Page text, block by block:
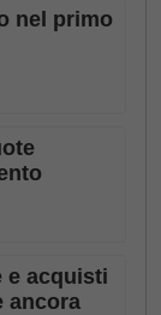
nel primo
e acquisti
ancora